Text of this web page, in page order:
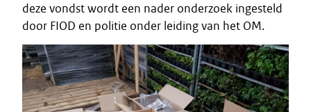
deze vondst wordt een nader onderzoek ingesteld
door FIOD en politie onder leiding van het OM.